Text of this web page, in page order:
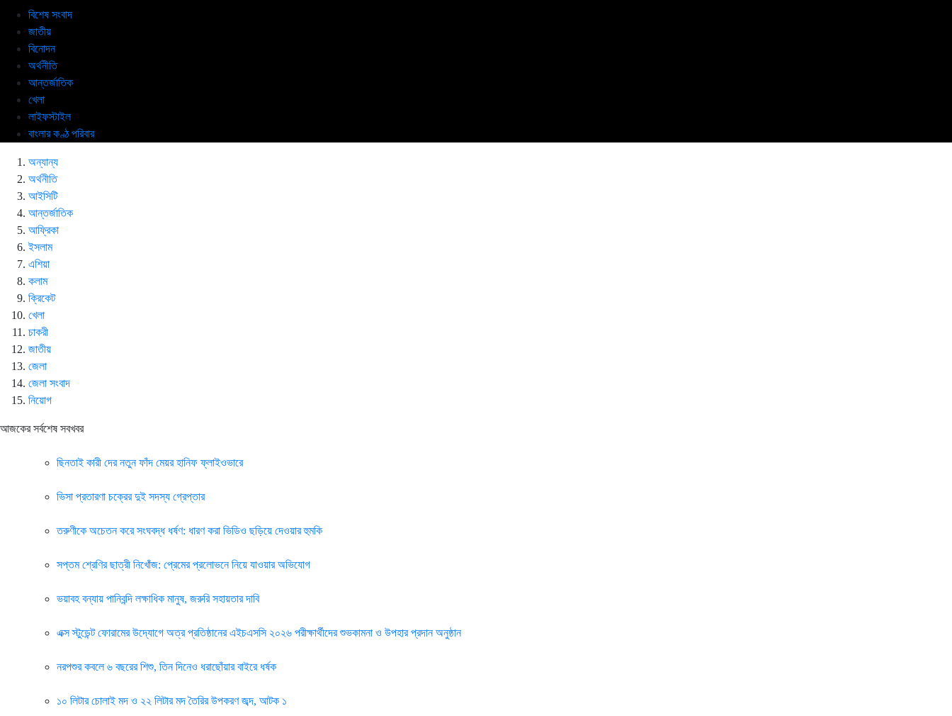
বিশেষ সংবাদ
জাতীয়
বিনোদন
অর্থনীতি
আন্তর্জাতিক
খেলা
লাইফস্টাইল
বাংলার কণ্ঠ পরিবার
অন্যান্য
অর্থনীতি
আইসিটি
আন্তর্জাতিক
আফ্রিকা
ইসলাম
এশিয়া
কলাম
ক্রিকেট
খেলা
চাকরী
জাতীয়
জেলা
জেলা সংবাদ
নিয়োগ
আজকের সর্বশেষ সবখবর
ছিনতাই কারী দের নতুন ফাঁদ মেয়র হানিফ ফ্লাইওভারে
ভিসা প্রতারণা চক্রের দুই সদস্য গ্রেপ্তার
তরুণীকে অচেতন করে সংঘবদ্ধ ধর্ষণ: ধারণ করা ভিডিও ছড়িয়ে দেওয়ার হুমকি
সপ্তম শ্রেণির ছাত্রী নিখোঁজ: প্রেমের প্রলোভনে নিয়ে যাওয়ার অভিযোগ
ভয়াবহ বন্যায় পানিবন্দি লক্ষাধিক মানুষ, জরুরি সহায়তার দাবি
এক্স স্টুডেন্ট ফোরামের উদ্যোগে অত্র প্রতিষ্ঠানের এইচএসসি ২০২৬ পরীক্ষার্থীদের শুভকামনা ও উপহার প্রদান অনুষ্ঠান
নরপশুর কবলে ৬ বছরের শিশু, তিন দিনেও ধরাছোঁয়ার বাইরে ধর্ষক
১০ লিটার চোলাই মদ ও ২২ লিটার মদ তৈরির উপকরণ জব্দ, আটক ১